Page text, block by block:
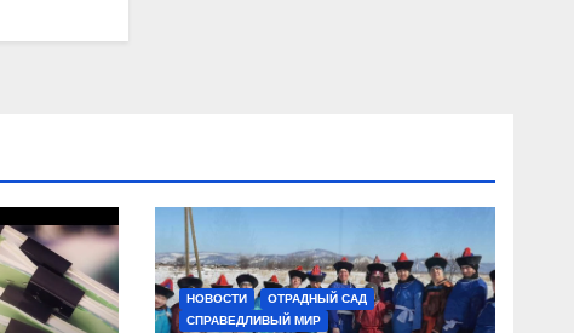
НОВОСТИ
ОТРАДНЫЙ САД
СПРАВЕДЛИВЫЙ МИР